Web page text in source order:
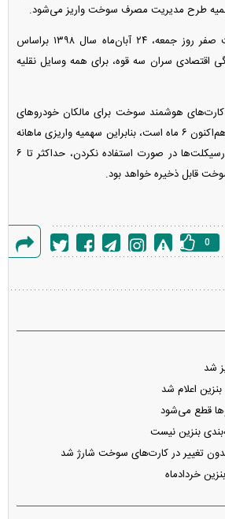
طرح مدیریت مصرف سوخت واریز می‌شود.
سهمیه‌بندی بنزین از ساعت صفر روز جمعه، ۲۴ آبان‌ماه سال ۱۳۹۸ براساس
اقتصادی سران سه قوه، برای همه وسایل نقلیه
هوشمند سوخت برای مالکان خودرو‌های
شخصی و موتورسیکلت‌ها هم‌اکنون ۶ ماه است، بنابراین سهمیه واریزی ماهانه
خودرو‌های شخصی و موتورسیکلت‌ها در صورت استفاده نکردن، حداکثر تا ۶
قابل ذخیره خواهد بود.
خطا
0
شد
اعلام شد
قطع می‌شود
بنزین نیست
تغییر در‌ کارت‌های سوخت شارژ شد
خردادماه